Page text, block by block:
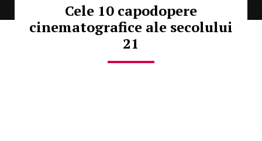
Cele 10 capodopere
cinematografice ale secolului
21